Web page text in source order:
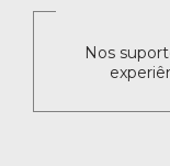
Nos